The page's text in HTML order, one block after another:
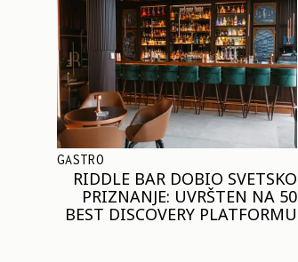
GASTRO
RIDDLE BAR DOBIO SVETSKO
PRIZNANJE: UVRŠTEN NA 50
BEST DISCOVERY PLATFORMU